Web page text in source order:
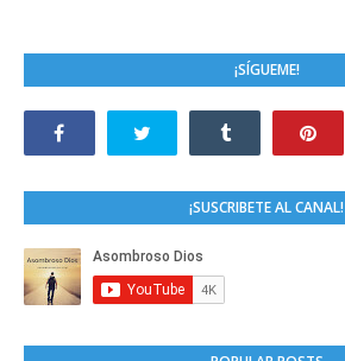
¡SÍGUEME!
¡SUSCRIBETE AL CANAL!